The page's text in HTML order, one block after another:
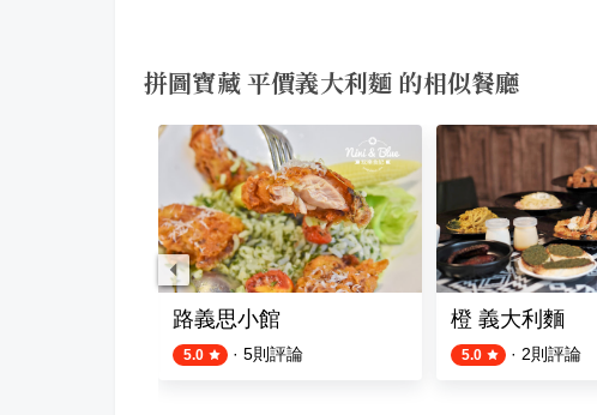
拼圖寶藏 平價義大利麵 的相似餐廳
利麵(中央公園店)路義思小館
5.0 · 5則評論
橙 義大利麵
5.0 · 2則評論